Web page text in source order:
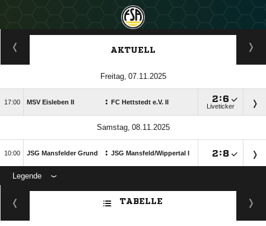
ANZEIGE
AKTUELL
 
 MSV Eisleben II : FC Hettstedt e.V. II :
Liveticker
 
 JSG Mansfelder Grund : JSG Mansfeld/​Wippertal I :
Legende
ANZEIGE
TABELLE